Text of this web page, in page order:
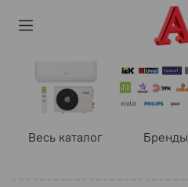
Весь каталог Бренды